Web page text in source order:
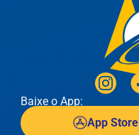
Baixe o App:
App Store